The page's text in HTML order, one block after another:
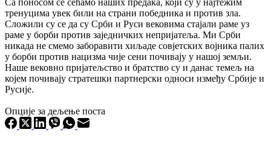
тренуцима увек били на страни победника и против зла.
Сложили су се да су Срби и Руси вековима стајали раме уз
раме у борби против заједничких непријатеља. Ми Срби
никада не смемо заборавити хиљаде совјетских војника палих
у борби против нацизма чије сени почивају у нашој земљи.
Наше вековно пријатељство и братство су и данас темељ на
којем почивају стратешки партнерски односи између Србије и
Русије.
Опције за дељење поста